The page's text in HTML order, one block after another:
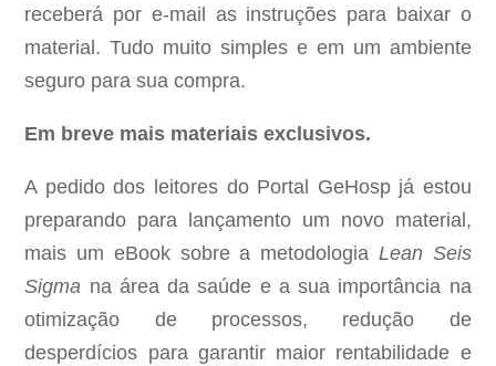
receberá por e-mail as instruções para baixar o
material. Tudo muito simples e em um ambiente
seguro para sua compra.
Em breve mais materiais exclusivos.
A pedido dos leitores do Portal GeHosp já estou
preparando para lançamento um novo material,
mais um eBook sobre a metodologia Lean Seis
Sigma na área da saúde e a sua importância na
otimização de processos, redução de
desperdícios para garantir maior rentabilidade e